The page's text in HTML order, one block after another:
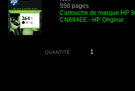
550 pages
Cartouche de marque HP
CN684EE - HP Original
QUANTITÉ